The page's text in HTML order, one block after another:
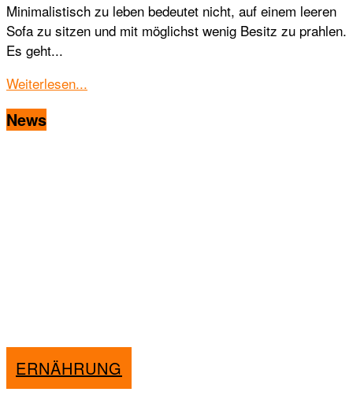
Minimalistisch zu leben bedeutet nicht, auf einem leeren
Sofa zu sitzen und mit möglichst wenig Besitz zu prahlen.
Es geht...
Weiterlesen...
News
ERNÄHRUNG